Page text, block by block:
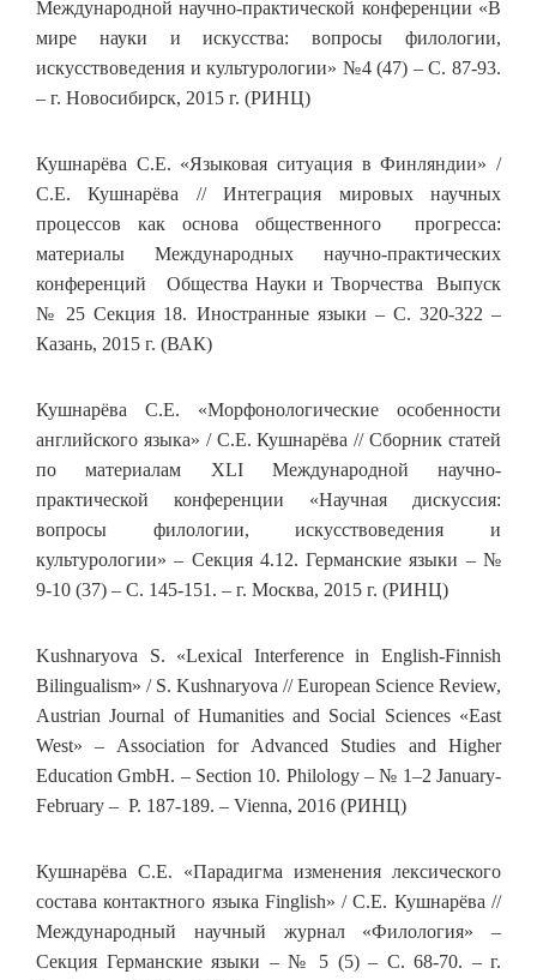
Международной научно-практической конференции «В
мире науки и искусства: вопросы филологии,
искусствоведения и культурологии» №4 (47) – С. 87-93.
– г. Новосибирск, 2015 г. (РИНЦ)
Кушнарёва С.Е. «Языковая ситуация в Финляндии» /
С.Е. Кушнарёва // Интеграция мировых научных
процессов как основа общественного прогресса:
материалы Международных научно-практических
конференций Общества Науки и Творчества Выпуск
№ 25 Секция 18. Иностранные языки – С. 320-322 –
Казань, 2015 г. (ВАК)
Кушнарёва С.Е. «Морфонологические особенности
английского языка» / С.Е. Кушнарёва // Сборник статей
по материалам XLI Международной научно-
практической конференции «Научная дискуссия:
вопросы филологии, искусствоведения и
культурологии» – Секция 4.12. Германские языки – №
9-10 (37) – С. 145-151. – г. Москва, 2015 г. (РИНЦ)
Kushnaryova S. «Lexical Interference in English-Finnish
Bilingualism» / S. Kushnaryova // European Science Review,
Austrian Journal of Humanities and Social Sciences «East
West» – Association for Advanced Studies and Higher
Education GmbH. – Section 10. Philology – № 1–2 January-
February – P. 187-189. – Vienna, 2016 (РИНЦ)
Кушнарёва С.Е. «Парадигма изменения лексического
состава контактного языка Finglish» / С.Е. Кушнарёва //
Международный научный журнал «Филология» –
Секция Германские языки – № 5 (5) – С. 68-70. – г.